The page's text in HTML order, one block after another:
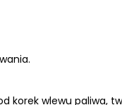
korek wlewu paliwa,